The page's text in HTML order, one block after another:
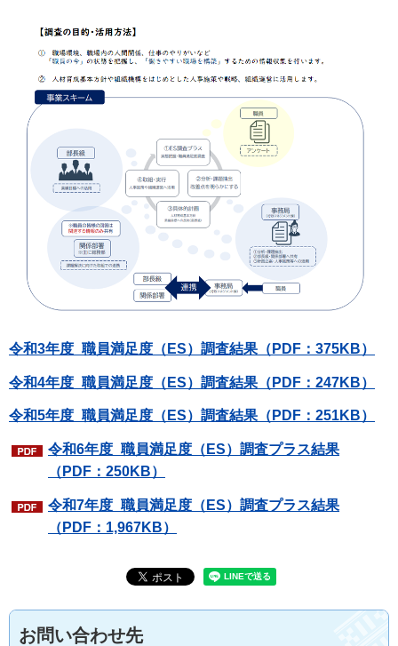
令和3年度_職員満足度（ES）調査結果（PDF：375KB）
令和4年度_職員満足度（ES）調査結果（PDF：247KB）
令和5年度_職員満足度（ES）調査結果（PDF：251KB）
令和6年度_職員満足度（ES）調査プラス結果
（PDF：250KB）
令和7年度_職員満足度（ES）調査プラス結果
（PDF：1,967KB）
お問い合わせ先